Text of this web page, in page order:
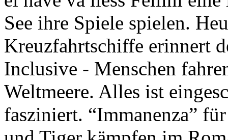
See ihre Spiele spielen.
Kreuzfahrtschiffe erinnert
Inclusive - Menschen
Weltmeere. Alles ist
fasziniert. “Immanenza”